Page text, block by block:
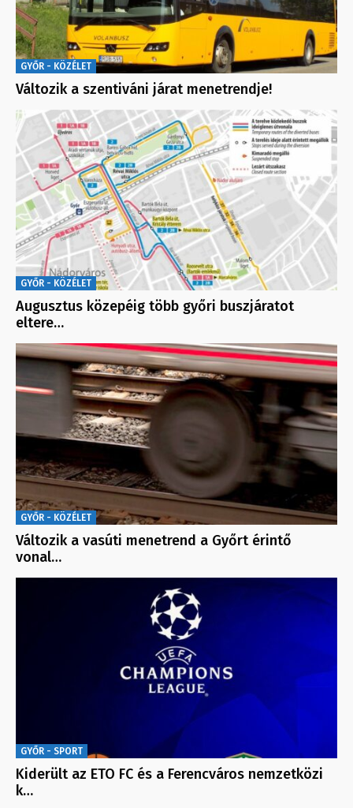
GYŐR - KÖZÉLET
Változik a szentiváni járat menetrendje!
GYŐR - KÖZÉLET
Augusztus közepéig több győri buszjáratot
eltere…
GYŐR - KÖZÉLET
Változik a vasúti menetrend a Győrt érintő
vonal…
GYŐR - SPORT
Kiderült az ETO FC és a Ferencváros nemzetközi
k…